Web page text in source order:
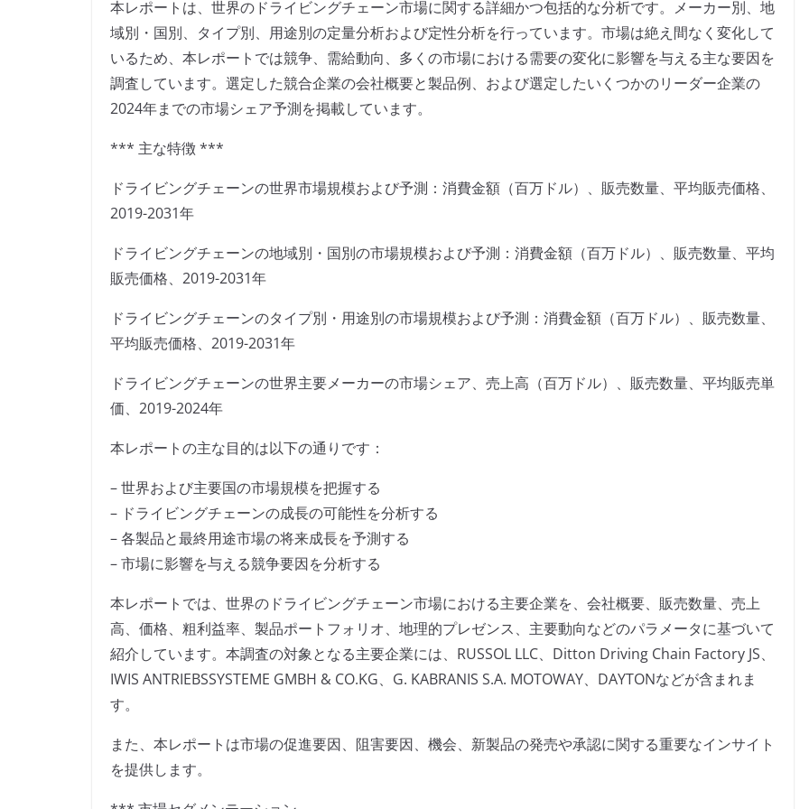
本レポートは、世界のドライビングチェーン市場に関する詳細かつ包括的な分析です。メーカー別、地
域別・国別、タイプ別、用途別の定量分析および定性分析を行っています。市場は絶え間なく変化して
いるため、本レポートでは競争、需給動向、多くの市場における需要の変化に影響を与える主な要因を
調査しています。選定した競合企業の会社概要と製品例、および選定したいくつかのリーダー企業の
2024年までの市場シェア予測を掲載しています。
*** 主な特徴 ***
ドライビングチェーンの世界市場規模および予測：消費金額（百万ドル）、販売数量、平均販売価格、
2019-2031年
ドライビングチェーンの地域別・国別の市場規模および予測：消費金額（百万ドル）、販売数量、平均
販売価格、2019-2031年
ドライビングチェーンのタイプ別・用途別の市場規模および予測：消費金額（百万ドル）、販売数量、
平均販売価格、2019-2031年
ドライビングチェーンの世界主要メーカーの市場シェア、売上高（百万ドル）、販売数量、平均販売単
価、2019-2024年
本レポートの主な目的は以下の通りです：
– 世界および主要国の市場規模を把握する
– ドライビングチェーンの成長の可能性を分析する
– 各製品と最終用途市場の将来成長を予測する
– 市場に影響を与える競争要因を分析する
本レポートでは、世界のドライビングチェーン市場における主要企業を、会社概要、販売数量、売上
高、価格、粗利益率、製品ポートフォリオ、地理的プレゼンス、主要動向などのパラメータに基づいて
紹介しています。本調査の対象となる主要企業には、RUSSOL LLC、Ditton Driving Chain Factory JS、
IWIS ANTRIEBSSYSTEME GMBH & CO.KG、G. KABRANIS S.A. MOTOWAY、DAYTONなどが含まれま
す。
また、本レポートは市場の促進要因、阻害要因、機会、新製品の発売や承認に関する重要なインサイト
を提供します。